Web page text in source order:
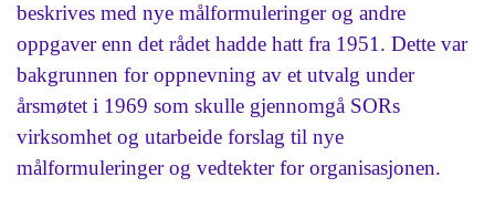
beskrives med nye målformuleringer og andre
oppgaver enn det rådet hadde hatt fra 1951. Dette var
bakgrunnen for oppnevning av et utvalg under
årsmøtet i 1969 som skulle gjennomgå SORs
virksomhet og utarbeide forslag til nye
målformuleringer og vedtekter for organisasjonen.